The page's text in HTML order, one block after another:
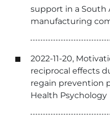
support in a South
manufacturing
2022-11-20,
reciprocal effects
regain prevention
Health Psychology